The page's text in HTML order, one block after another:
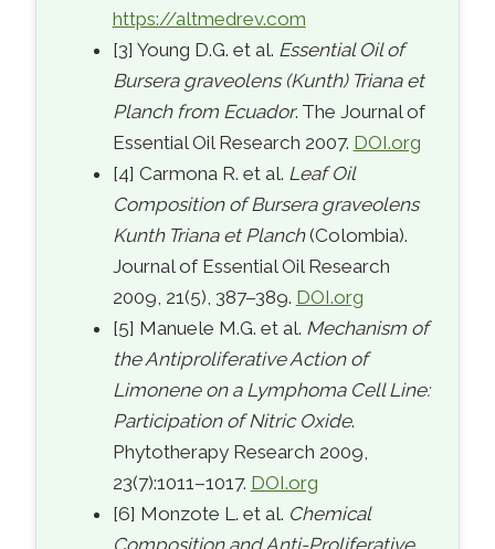
https://altmedrev.com
[3] Young D.G. et al. Essential Oil of
Bursera graveolens (Kunth) Triana et
Planch from Ecuador. The Journal of
Essential Oil Research 2007. DOI.org
[4] Carmona R. et al. Leaf Oil
Composition of Bursera graveolens
Kunth Triana et Planch(Colombia).
Journal of Essential Oil Research
2009, 21(5), 387–389. DOI.org
[5] Manuele M.G. et al. Mechanism of
the Antiproliferative Action of
Limonene on a Lymphoma Cell Line:
Participation of Nitric Oxide.
Phytotherapy Research 2009,
23(7):1011–1017. DOI.org
[6] Monzote L. et al. Chemical
Composition and Anti-Proliferative